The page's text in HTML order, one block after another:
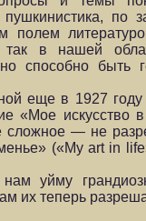
пушкинистика,
полем
так в нашей
способно быть
еще в 1927 году
«Мое искусство
сложное — не
(«My art in
нам уйму
их теперь